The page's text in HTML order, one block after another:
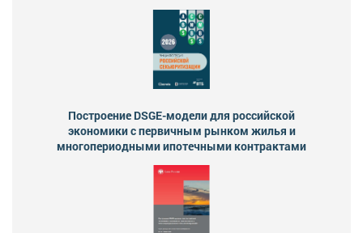
Построение DSGE-модели для российской
экономики с первичным рынком жилья и
многопериодными ипотечными контрактами